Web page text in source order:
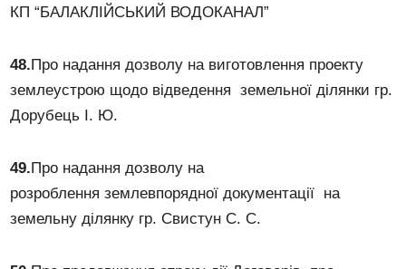
КП “БАЛАКЛІЙСЬКИЙ ВОДОКАНАЛ”
48.Про надання дозволу на виготовлення проекту
землеустрою щодо відведення земельної ділянки гр.
Дорубець І. Ю.
49.Про надання дозволу на
розроблення землевпорядної документації на
земельну ділянку гр. Свистун С. С.